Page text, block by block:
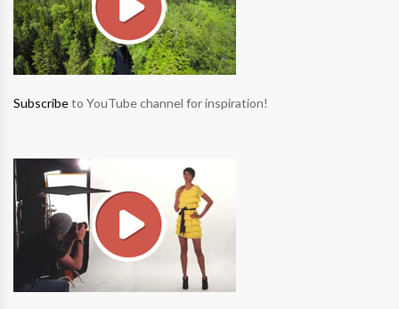
Subscribeto YouTube channel for inspiration!